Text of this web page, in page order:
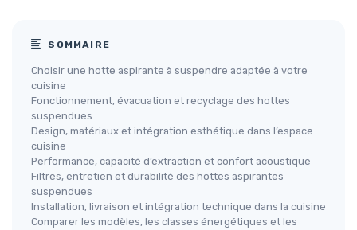
SOMMAIRE
Choisir une hotte aspirante à suspendre adaptée à votre
cuisine
Fonctionnement, évacuation et recyclage des hottes
suspendues
Design, matériaux et intégration esthétique dans l’espace
cuisine
Performance, capacité d’extraction et confort acoustique
Filtres, entretien et durabilité des hottes aspirantes
suspendues
Installation, livraison et intégration technique dans la cuisine
Comparer les modèles, les classes énergétiques et les